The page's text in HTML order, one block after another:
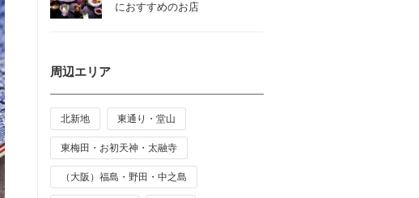
におすすめのお店
周辺エリア
北新地 東通り・堂山
東梅田・お初天神・太融寺
（大阪）福島・野田・中之島